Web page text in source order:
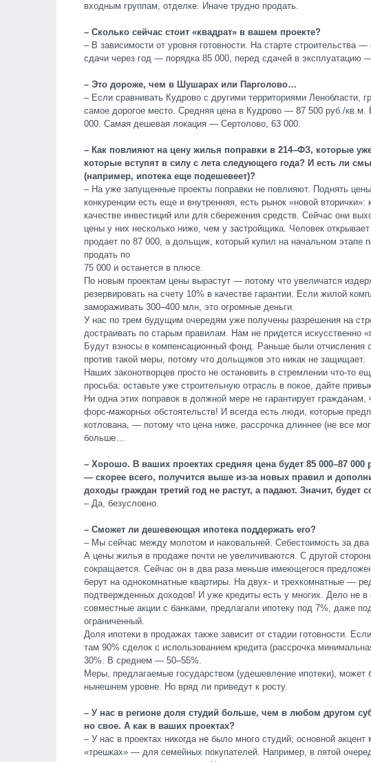
входным группам, отделке. Иначе трудно продать.
– Сколько сейчас стоит «квадрат» в вашем проекте?
– В зависимости от уровня готовности. На старте строительства
сдачи через год — порядка 85 000, перед сдачей в эксплуатацию
– Это дороже, чем в Шушарах или Парголово…
– Если сравнивать Кудрово с другими территориями Ленобласти,
самое дорогое место. Средняя цена в Кудрово — 87 500 руб./
000. Самая дешевая локация — Сертолово, 63 000.
– Как повлияют на цену жилья поправки в 214–ФЗ, которые
которые вступят в силу с лета следующего года? И есть ли
(например, ипотека еще подешевеет)?
– На уже запущенные проекты поправки не повлияют. Поднять
конкуренции есть еще и внутренняя, есть рынок «новой
качестве инвестиций или для сбережения средств. Сейчас они
цены у них несколько ниже, чем у застройщика. Человек
продает по 87 000, а дольщик, который купил на начальном этапе
продать по
75 000 и останется в плюсе.
По новым проектам цены вырастут — потому что увеличатся
резервировать на счету 10% в качестве гарантии. Если жилой
замораживать 300–400 млн, это огромные деньги.
У нас по трем будущим очередям уже получены разрешения на
достраивать по старым правилам. Нам не придется искусственно
Будут взносы в компенсационный фонд. Раньше были
против такой меры, потому что дольщиков это никак не защищает.
Наших законотворцев просто не остановить в стремлении что-то
просьба: оставьте уже строительную отрасль в покое, дайте
Ни одна этих поправок в должной мере не гарантирует гражданам,
форс-мажорных обстоятельств! И всегда есть люди, которые
котлована, — потому что цена ниже, рассрочка длиннее (не все
больше…
– Хорошо. В ваших проектах средняя цена будет 85 000–87 000
— скорее всего, получится выше из-за новых правил и
доходы граждан третий год не растут, а падают. Значит, будет
– Да, безусловно.
– Сможет ли дешевеющая ипотека поддержать его?
– Мы сейчас между молотом и наковальней. Себестоимость за два
А цены жилья в продаже почти не увеличиваются. С другой
сокращается. Сейчас он в два раза меньше имеющегося
берут на однокомнатные квартиры. На двух- и трехкомнатные —
подтвержденных доходов! И уже кредиты есть у многих. Дело не
совместные акции с банками, предлагали ипотеку под 7%, даже
ограниченный.
Доля ипотеки в продажах также зависит от стадии готовности.
там 90% сделок с использованием кредита (рассрочка
30%. В среднем — 50–55%.
Меры, предлагаемые государством (удешевление ипотеки), может
нынешнем уровне. Но вряд ли приведут к росту.
– У нас в регионе доля студий больше, чем в любом другом
но свое. А как в ваших проектах?
– У нас в проектах никогда не было много студий; основной
«трешках» — для семейных покупателей. Например, в пятой